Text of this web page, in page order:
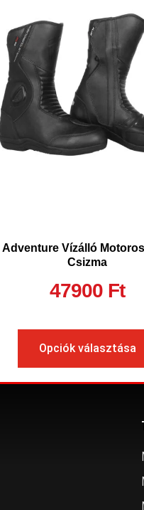
Adventure Vízálló
Csizma
47900 Ft
Opciók választása